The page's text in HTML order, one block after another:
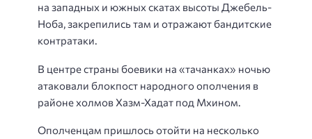
на западных и южных скатах высоты Джебель-
Ноба, закрепились там и отражают бандитские
контратаки.
В центре страны боевики на «тачанках» ночью
атаковали блокпост народного ополчения в
районе холмов Хазм-Хадат под Мхином.
Ополченцам пришлось отойти на несколько